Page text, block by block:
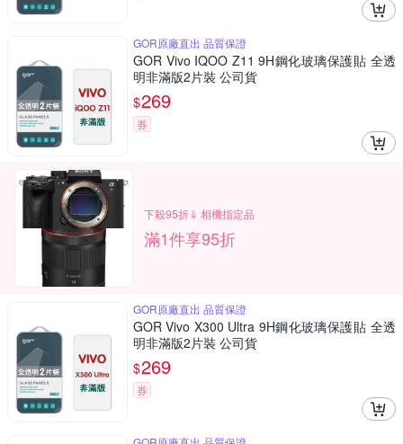
GOR原廠直出 品質保證
GOR Vivo IQOO Z11 9H鋼化玻璃保護貼 全透
明非滿版2片裝 公司貨
$269
券
下殺95折⇓ 相機指定品
滿1件享95折
GOR原廠直出 品質保證
GOR Vivo X300 Ultra 9H鋼化玻璃保護貼 全透
明非滿版2片裝 公司貨
$269
券